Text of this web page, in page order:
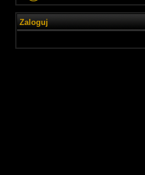
Zaloguj